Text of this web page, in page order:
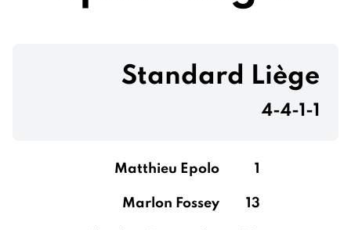
Standard Liège
4-4-1-1
Matthieu Epolo 1
Marlon Fossey 13